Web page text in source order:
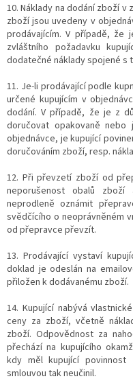
10. Náklady na dodání zboží
zboží jsou uvedeny v
prodávajícím. V případě, že
zvláštního požadavku
dodatečné náklady spojené s
11. Je-li prodávající podle
určené kupujícím v
dodání. V případě, že je z
doručovat opakovaně
objednávce, je kupující
doručováním zboží, resp.
12. Při převzetí zboží od
neporušenost obalů
neprodleně oznámit
svědčícího o neoprávněném
od přepravce převzít.
13. Prodávající vystaví
doklad je odeslán na
přiložen k dodávanému zboží.
14. Kupující nabývá
ceny za zboží, včetně
zboží. Odpovědnost za
přechází na kupujícího
kdy měl kupující
smlouvou tak neučinil.